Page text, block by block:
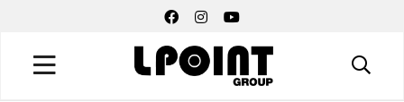
FACEBOOK SOCIAL LINK
INSTAGRAM SOCIAL LINK
YOUTUBE SOCIAL LINK